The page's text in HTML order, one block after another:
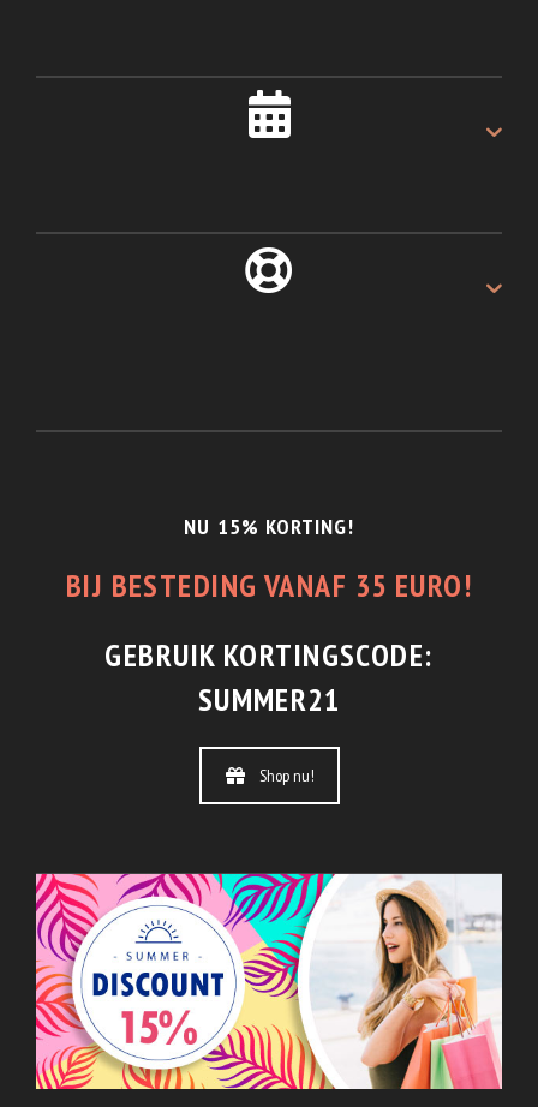
Als u voor 16:00u besteld.
Recht van retour.
En de beste service.
NU 15% KORTING!
BIJ BESTEDING VANAF 35 EURO!
GEBRUIK KORTINGSCODE:
SUMMER21
Shop nu!